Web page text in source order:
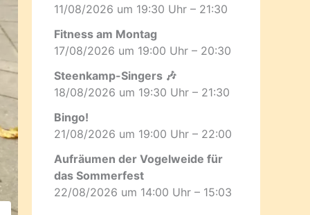
11/08/2026 um 19:30 Uhr – 21:30
Fitness am Montag
17/08/2026 um 19:00 Uhr – 20:30
Steenkamp-Singers 🎶
18/08/2026 um 19:30 Uhr – 21:30
Bingo!
21/08/2026 um 19:00 Uhr – 22:00
Aufräumen der Vogelweide für
das Sommerfest
22/08/2026 um 14:00 Uhr – 15:03